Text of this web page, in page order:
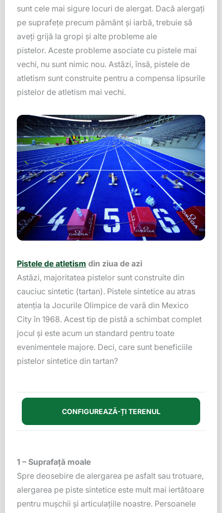
sunt cele mai sigure locuri de alergat. Dacă alergați
pe suprafețe precum pământ și iarbă, trebuie să
aveți grijă la gropi și alte probleme ale
pistelor. Aceste probleme asociate cu pistele mai
vechi, nu sunt nimic nou. Astăzi, însă, pistele de
atletism sunt construite pentru a compensa lipsurile
pistelor de atletism mai vechi.
Pistele de atletism din ziua de azi
Astăzi, majoritatea pistelor sunt construite din
cauciuc sintetic (tartan). Pistele sintetice au atras
atenția la Jocurile Olimpice de vară din Mexico
City în 1968. Acest tip de pistă a schimbat complet
jocul și este acum un standard pentru toate
evenimentele majore. Deci, care sunt beneficiile
pistelor sintetice din tartan?
CONFIGUREAZĂ-ȚI TERENUL
1 – Suprafață moale
Spre deosebire de alergarea pe asfalt sau trotuare,
alergarea pe piste sintetice este mult mai iertătoare
pentru mușchii și articulațiile noastre. Persoanele